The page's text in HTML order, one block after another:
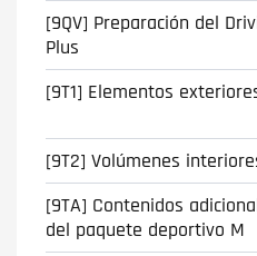
[9QV] Preparación del
Plus
[9T1] Elementos
[9T2] Volúmenes
[9TA] Contenidos
del paquete deportivo M